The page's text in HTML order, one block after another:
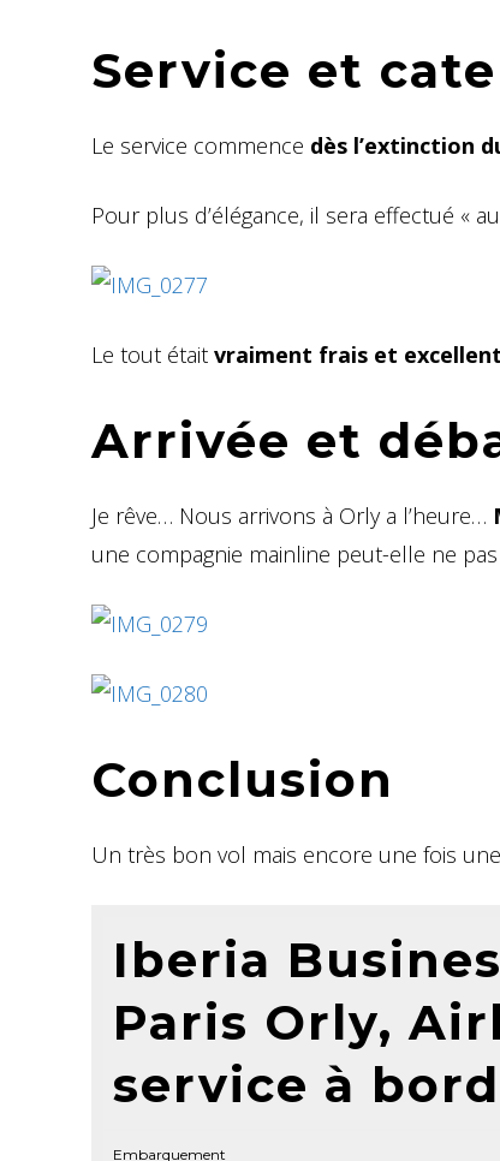
Service et
Le service commence dès l’extinction
Pour plus d’élégance, il sera effectué «
Le tout était vraiment frais et excellent
Arrivée et
Je rêve… Nous arrivons à Orly a l’heure…
une compagnie mainline peut-elle ne
Conclusion
Un très bon vol mais encore une fois une
Iberia
Paris Orly,
service à bord
Embarquement